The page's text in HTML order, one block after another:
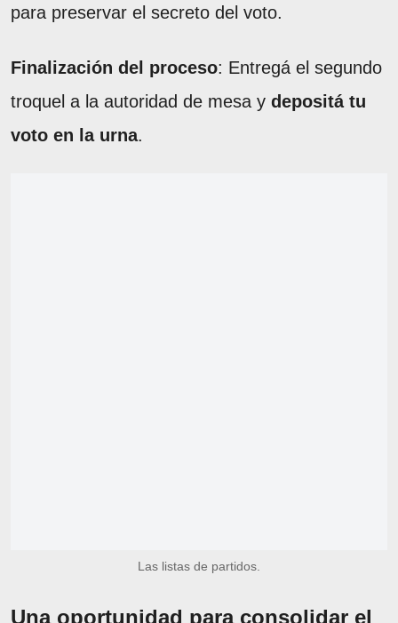
para preservar el secreto del voto.
Finalización del proceso: Entregá el segundo
troquel a la autoridad de mesa y depositá tu
voto en la urna.
Las listas de partidos.
Una oportunidad para consolidar el